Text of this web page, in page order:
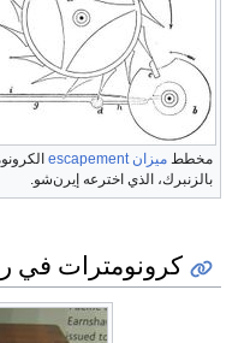
مخطط ميزان escapement
بالزنبرك، الذي اخترعه إيرن‌شو.
كرونومترات في